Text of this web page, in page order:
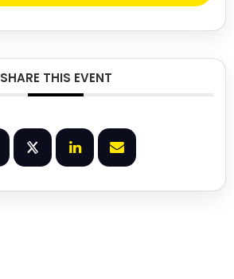
SHARE THIS EVENT